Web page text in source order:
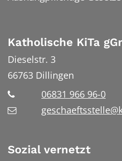
Katholische KiTa
Dieselstr. 3
66763 Dillingen
06831 966 96-0
Sozial vernetzt